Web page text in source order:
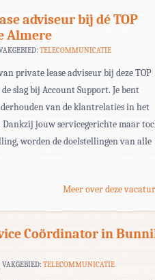
adviseur bij dé TOP
Almere
TELECOMMUNICATIE
private lease adviseur bij deze TOP
slag bij Account Support. Je bent
van de klantrelaties in het
Dankzij jouw servicegerichte maar
worden de doelstellingen van alle
Meer over deze
Coördinator in
VAKGEBIED:TELECOMMUNICATIE